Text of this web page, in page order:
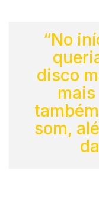
“No
disco
som,